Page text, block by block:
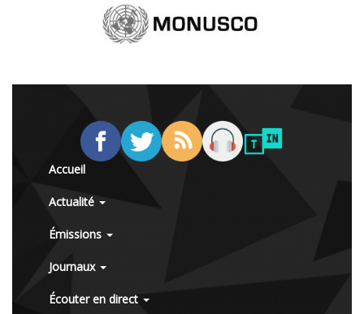
Accueil
Actualité
Émissions
Journaux
Écouter en direct